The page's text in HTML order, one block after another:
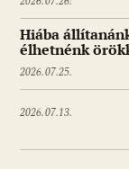
Hiába
élhetnénk
2026.07.25.
2026.07.13.